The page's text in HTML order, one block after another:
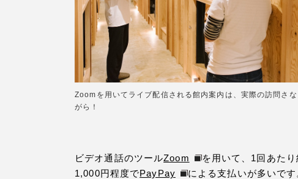
Zoomを用いてライブ配信される館内案内は、実際の訪問さな
がら！
ビデオ通話のツールZoom
を用いて、1回あた
1,000円程度でPayPay による支払いが多いです